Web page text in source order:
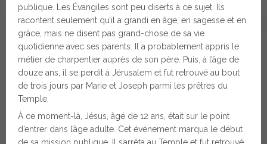
publique. Les Évangiles sont peu diserts à ce sujet. Ils
racontent seulement qu’il a grandi en âge, en sagesse et en
grâce, mais ne disent pas grand-chose de sa vie
quotidienne avec ses parents. Il a probablement appris le
métier de charpentier auprès de son père. Puis, à l’âge de
douze ans, il se perdit à Jérusalem et fut retrouvé au bout
de trois jours par Marie et Joseph parmi les prêtres du
Temple.
À ce moment-là, Jésus, âgé de 12 ans, était sur le point
d’entrer dans l’âge adulte. Cet événement marqua le début